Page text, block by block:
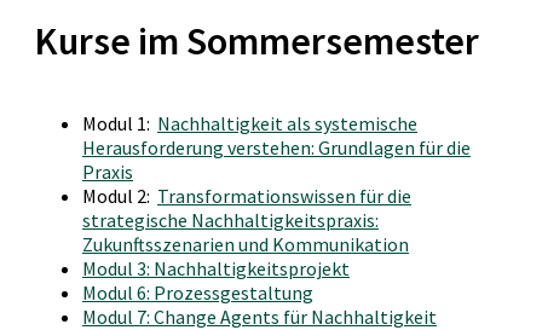
Kurse im Sommersemester
Modul 1: Nachhaltigkeit als systemische
Herausforderung verstehen: Grundlagen für die
Praxis
Modul 2: Transformationswissen für die
strategische Nachhaltigkeitspraxis:
Zukunftsszenarien und Kommunikation
Modul 3: Nachhaltigkeitsprojekt
Modul 6: Prozessgestaltung
Modul 7: Change Agents für Nachhaltigkeit